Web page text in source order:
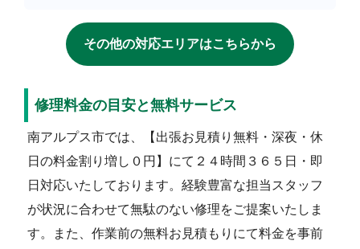
その他の対応エリアはこちらから
修理料金の目安と無料サービス
南アルプス市では、【出張お見積り無料・深夜・休
日の料金割り増し０円】にて２４時間３６５日・即
日対応いたしております。経験豊富な担当スタッフ
が状況に合わせて無駄のない修理をご提案いたしま
す。また、作業前の無料お見積もりにて料金を事前